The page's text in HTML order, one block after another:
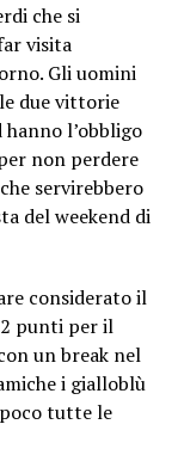
che si
visita
Gli uomini
due vittorie
l’obbligo
non perdere
servirebbero
del weekend di
considerato il
punti per il
un break nel
i gialloblù
tutte le